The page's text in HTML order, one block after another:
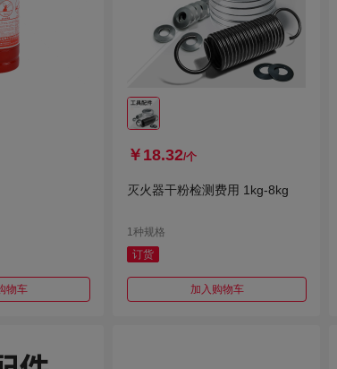
物车
￥18.32/个
灭火器干粉检测费用 1kg-8kg
1种规格
订货
加入购物车